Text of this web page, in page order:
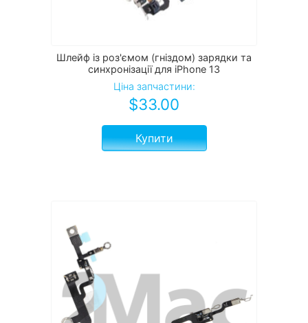
Шлейф із роз'ємом (гніздом) зарядки та
синхронізації для iPhone 13
Ціна запчастини:
$33.00
Купити